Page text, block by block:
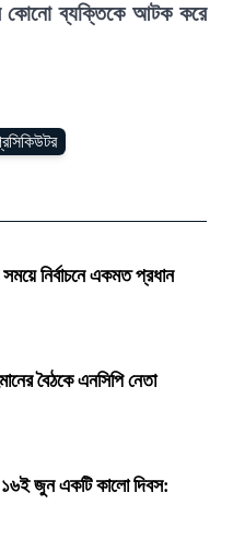
কোনো ব্যক্তিকে আটক করে
সময়ে নির্বাচনে একমত প্রধান
বৈঠকে এনসিপি নেতা
১৬ই জুন একটি কালো দিবস: